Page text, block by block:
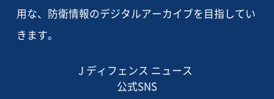
用な、防衛情報のデジタルアーカイブを目指してい
きます。
J ディフェンス ニュース
公式SNS